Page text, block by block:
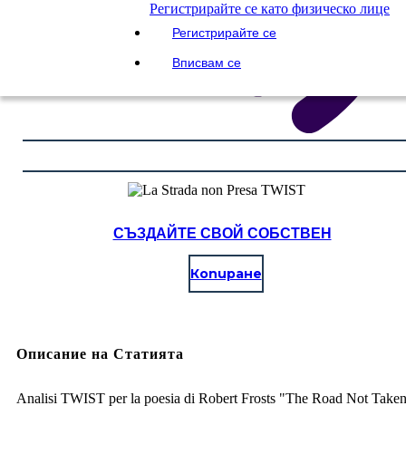
Регистрирайте се като физическо лице
Регистрирайте се
Вписвам се
СЪЗДАЙТЕ СВОЙ СОБСТВЕН
Копиране
Описание на Статията
Analisi TWIST per la poesia di Robert Frosts "The Road Not